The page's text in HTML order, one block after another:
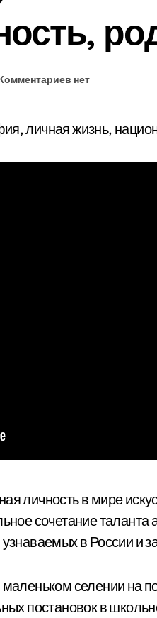
нет
личность в мире
сочетание
в России и
селении на
постановок в